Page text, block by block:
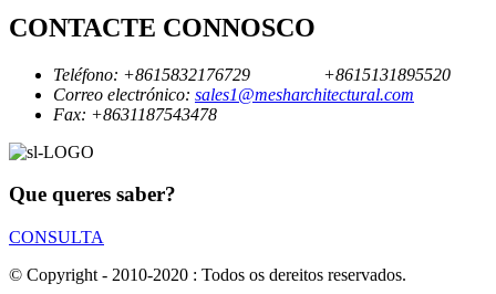
CONTACTE CONNOSCO
Teléfono: +8615832176729
+8615131895520
Correo electrónico: sales1@mesharchitectural.com
Fax: +8631187543478
Que queres saber?
CONSULTA
© Copyright - 2010-2020 : Todos os dereitos reservados.